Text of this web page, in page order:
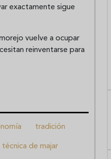
exactamente sigue
vuelve a ocupar
reinventarse para
tradición
técnica de majar